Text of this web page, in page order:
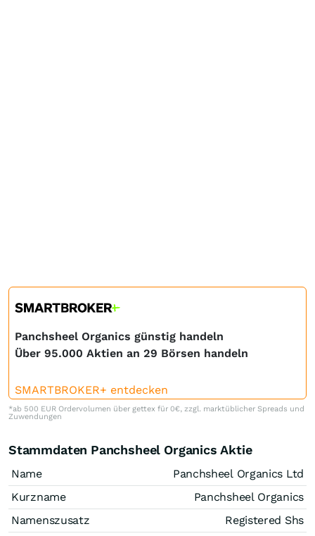
Panchsheel Organics günstig handeln
Über 95.000 Aktien an 29 Börsen handeln
SMARTBROKER+ entdecken
*ab 500 EUR Ordervolumen über gettex für 0€, zzgl. marktüblicher Spreads und
Zuwendungen
Stammdaten Panchsheel Organics Aktie
Name
Panchsheel Organics Ltd
Kurzname
Panchsheel Organics
Namenszusatz
Registered Shs